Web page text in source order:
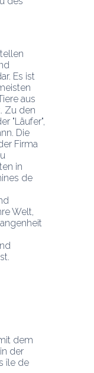
Es ist
aus
Zu den
"Läufer",
Die
Firma
in
de
Welt,
dem
in der
île de